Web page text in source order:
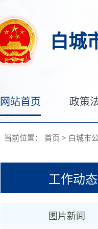
白城
网站首页 政策
当前位置： 首页 > 白城市
工作动态
图片新闻